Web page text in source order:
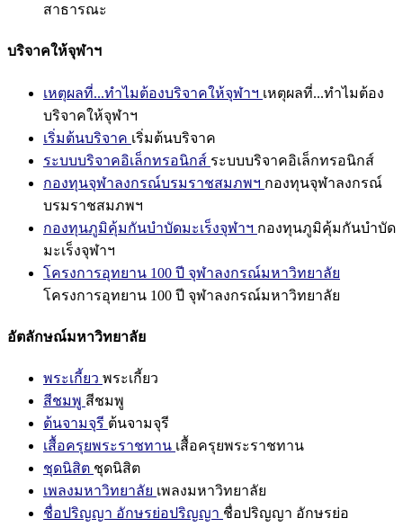
สาธารณะ
บริจาคให้จุฬาฯ
เหตุผลที่...ทำไมต้องบริจาคให้จุฬาฯ เหตุผลที่...ทำไมต้อง
บริจาคให้จุฬาฯ
เริ่มต้นบริจาค เริ่มต้นบริจาค
ระบบบริจาคอิเล็กทรอนิกส์ ระบบบริจาคอิเล็กทรอนิกส์
กองทุนจุฬาลงกรณ์บรมราชสมภพฯ กองทุนจุฬาลงกรณ์
บรมราชสมภพฯ
กองทุนภูมิคุ้มกันบำบัดมะเร็งจุฬาฯ กองทุนภูมิคุ้มกันบำบัด
มะเร็งจุฬาฯ
โครงการอุทยาน 100 ปี จุฬาลงกรณ์มหาวิทยาลัย
โครงการอุทยาน 100 ปี จุฬาลงกรณ์มหาวิทยาลัย
อัตลักษณ์มหาวิทยาลัย
พระเกี้ยว พระเกี้ยว
สีชมพู สีชมพู
ต้นจามจุรี ต้นจามจุรี
เสื้อครุยพระราชทาน เสื้อครุยพระราชทาน
ชุดนิสิต ชุดนิสิต
เพลงมหาวิทยาลัย เพลงมหาวิทยาลัย
ชื่อปริญญา อักษรย่อปริญญา ชื่อปริญญา อักษรย่อ